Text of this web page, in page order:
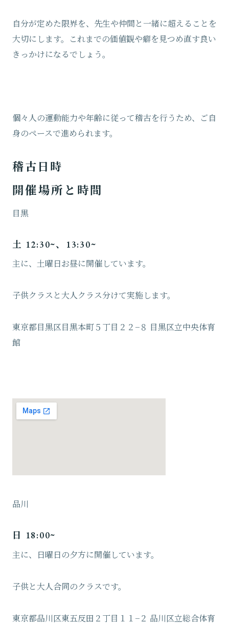
自分が定めた限界を、先生や仲間と一緒に超えることを
大切にします。これまでの価値観や癖を見つめ直す良い
きっかけになるでしょう。
個々人の運動能力や年齢に従って稽古を行うため、ご自
身のペースで進められます。
稽古日時
開催場所と時間
目黒
土 12:30~、13:30~
主に、土曜日お昼に開催しています。
子供クラスと大人クラス分けて実施します。
東京都目黒区目黒本町５丁目２２−８ 目黒区立中央体育
館
品川
日 18:00~
主に、日曜日の夕方に開催しています。
子供と大人合同のクラスです。
東京都品川区東五反田２丁目１１−２ 品川区立総合体育